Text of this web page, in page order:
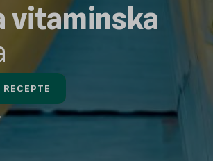
vitaminska